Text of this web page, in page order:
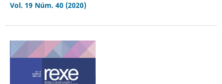
Vol. 19 Núm. 40 (2020)